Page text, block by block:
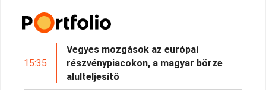
15:35
Vegyes mozgások az európai
részvénypiacokon, a magyar börze
alulteljesítő